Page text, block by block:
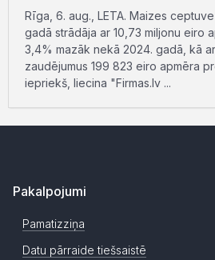
Rīga, 6. aug., LETA. Maizes
gadā strādāja ar 10,73 miljonu eiro
3,4% mazāk nekā 2024. gadā, kā
zaudējumus 199 823 eiro apmēra
iepriekš, liecina "Firmas.lv ...
Pakalpojumi
Pamatizziņa
Datu pārraide tiešsaistē